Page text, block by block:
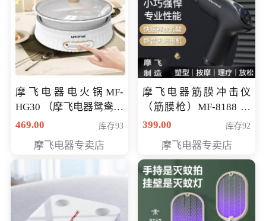
摩飞电器电火锅MF-
HG30 （摩飞电器鸳鸯锅
MF-HG30 ） 会员专享价
469.00 库存93
摩飞电器专卖店
摩飞电器筋膜冲击仪
（筋膜枪）MF-8188 会
员专享价268元
399.00 库存92
摩飞电器专卖店